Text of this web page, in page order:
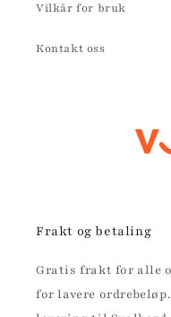
Vilkår for bruk
Kontakt oss
Frakt og betaling
Gratis frakt for alle
for lavere